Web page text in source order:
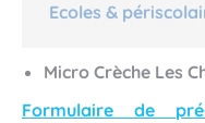
Ecoles &
Micro Crèche Les
Formulaire de